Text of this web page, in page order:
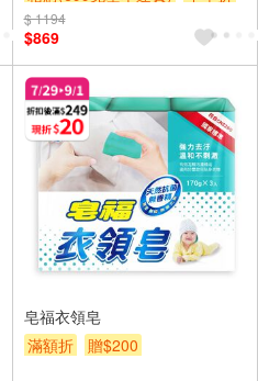
贈$200
$ 1194
$869
皂福衣領皂
滿額折
贈$200